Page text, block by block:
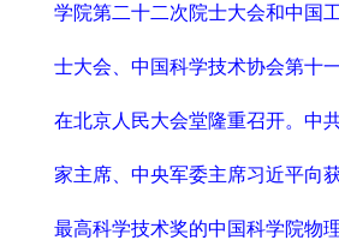
学院第二十二次院士大会和中国
士大会、中国科学技术协会第十
在北京人民大会堂隆重召开。中
家主席、中央军委主席习近平向
最高科学技术奖的中国科学院物